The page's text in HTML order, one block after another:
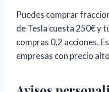
Puedes comprar
de Tesla cuesta 250€ y
compras 0,2 acciones.
empresas con precio